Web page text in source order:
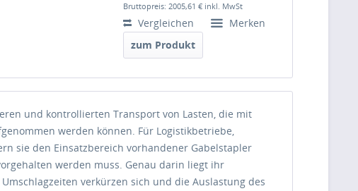
Bruttopreis: 2005,61 € inkl. MwSt
Vergleichen
Merken
zum Produkt
und kontrollierten Transport von Lasten, die mit
werden können. Für Logistikbetriebe,
sie den Einsatzbereich vorhandener Gabelstapler
werden muss. Genau darin liegt ihr
verkürzen sich und die Auslastung des